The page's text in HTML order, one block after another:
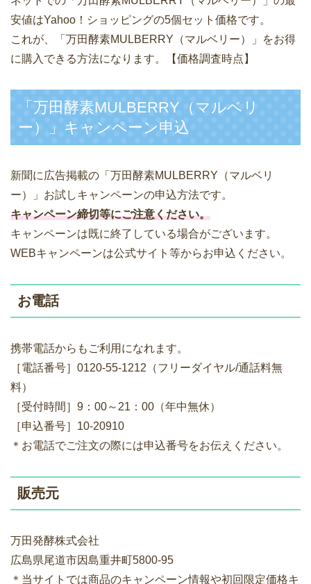
安値はYahoo！ショッピングの5個セット価格です。
これが、「万田酵素MULBERRY（マルベリー）」をお得
に購入できる方法になります。【価格調査時点】
「万田酵素MULBERRY（マルベリ
ー）」キャンペーン申込
新聞に広告掲載の「万田酵素MULBERRY（マルベリ
ー）」お試しキャンペーンの申込方法です。
キャンペーン締切等にご注意ください。
キャンペーンは既に終了している場合がございます。
WEBキャンペーンは公式サイト等からお申込ください。
お電話
携帯電話からもご利用になれます。
［電話番号］0120-55-1212（フリーダイヤル/通話料無
料）
［受付時間］9：00～21：00（年中無休）
［申込番号］10-20910
＊お電話でご注文の際には申込番号をお伝えください。
販売元
万田発酵株式会社
広島県尾道市因島重井町5800-95
＊当サイトでは商品のキャンペーン情報や初回限定価格キ